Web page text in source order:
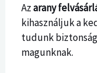
Azarany
kihasználjuk a
tudunk
magunknak.